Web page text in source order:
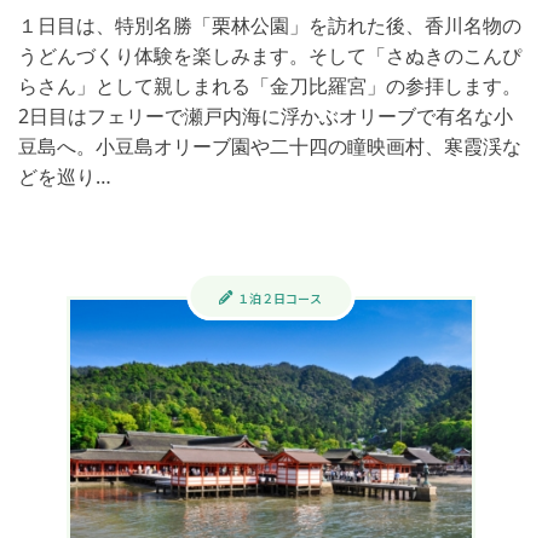
１日目は、特別名勝「栗林公園」を訪れた後、香川名物の
うどんづくり体験を楽しみます。そして「さぬきのこんぴ
らさん」として親しまれる「金刀比羅宮」の参拝します。
2日目はフェリーで瀬戸内海に浮かぶオリーブで有名な小
豆島へ。小豆島オリーブ園や二十四の瞳映画村、寒霞渓な
どを巡り…
１泊２日コース